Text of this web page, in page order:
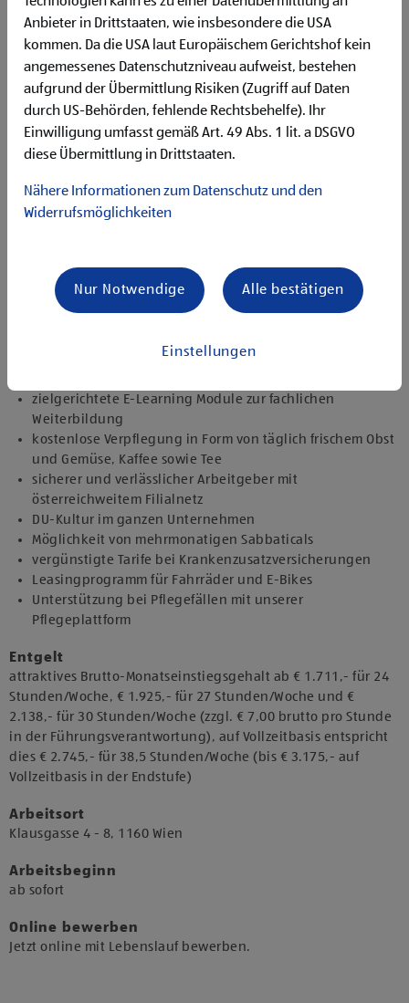
Flexibilität für Früh- und Spätdienste (Montag bis
Samstag)
Begeisterung im Handel zu arbeiten und den
Unternehmenserfolg mitzugestalten
Freude an der Arbeit im Team für ein motiviertes
Bereitschaft zu körperlich anspruchsvollen Tätigkeiten
freundlich im Umgang mit Kund:innen für eine
angenehme Einkaufsatmosphäre
gewissenhaften Erledigung der Aufgaben
attraktive Teilzeitoptionen
vielseitiges und verantwortungsvolles Tätigkeitsfeld
top ausgestattet mit Headset und immer verbunden mit
zielgerichtete E-Learning Module zur fachlichen
Weiterbildung
kostenlose Verpflegung in Form von täglich frischem Obst
und Gemüse, Kaffee sowie Tee
sicherer und verlässlicher Arbeitgeber mit
österreichweitem Filialnetz
DU-Kultur im ganzen Unternehmen
Möglichkeit von mehrmonatigen Sabbaticals
vergünstigte Tarife bei Krankenzusatzversicherungen
Leasingprogramm für Fahrräder und E-Bikes
Unterstützung bei Pflegefällen mit unserer
Pflegeplattform
Entgelt
attraktives Brutto-Monatseinstiegsgehalt ab € 1.711,- für 24
Stunden/Woche, € 1.925,- für 27 Stunden/Woche und €
2.138,- für 30 Stunden/Woche (zzgl. € 7,00 brutto pro Stunde
in der Führungsverantwortung), auf Vollzeitbasis entspricht
dies € 2.745,- für 38,5 Stunden/Woche (bis € 3.175,- auf
Vollzeitbasis in der Endstufe)
Arbeitsort
​Klausgasse 4 - 8, 1160 Wien​
Arbeitsbeginn
​ab sofort​
Online bewerben
Jetzt online mit Lebenslauf bewerben.
Anbieter in Drittstaaten, wie insbesondere die USA
kommen. Da die USA laut Europäischem Gerichtshof kein
angemessenes Datenschutzniveau aufweist, bestehen
aufgrund der Übermittlung Risiken (Zugriff auf Daten
durch US-Behörden, fehlende Rechtsbehelfe). Ihr
Einwilligung umfasst gemäß Art. 49 Abs. 1 lit. a DSGVO
diese Übermittlung in Drittstaaten.
Nähere Informationen zum Datenschutz und den
Widerrufsmöglichkeiten
Einstellungen
Nur Notwendige Alle bestätigen